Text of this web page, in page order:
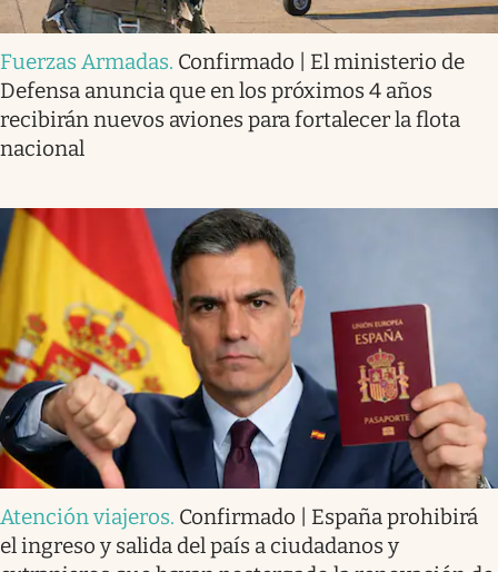
Fuerzas Armadas. Confirmado | El ministerio de
Defensa anuncia que en los próximos 4 años
recibirán nuevos aviones para fortalecer la flota
nacional
Atención viajeros. Confirmado | España prohibirá
el ingreso y salida del país a ciudadanos y